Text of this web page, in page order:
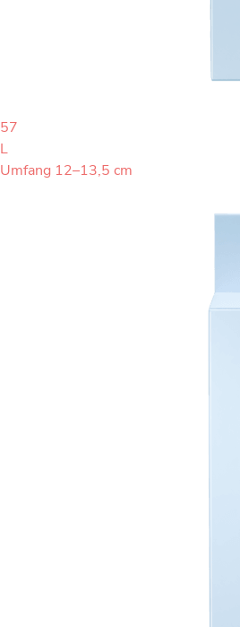
57
L
Umfang 12–13,5 cm